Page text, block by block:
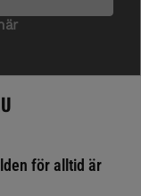
för alltid är